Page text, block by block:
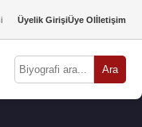
Üyelik GirişiÜye Olİletişim
Ara